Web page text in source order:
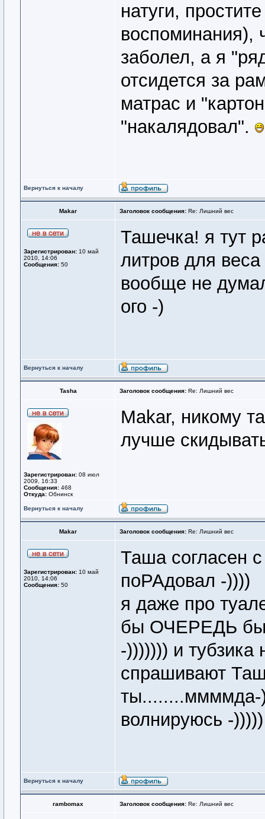
натуги,
воспоминания),
заболел, а я
отсидется за
матрас и
"накалядовал".
Вернуться к началу
Makar Заголовок сообщения: Re: Лишний вес
Зарегистрирован: 10 май
2010, 14:06
Сообщения: 50
Ташечка! я тут
литров для
вообще не
ого -)
Вернуться к началу
Tasha Заголовок сообщения: Re: Лишний вес
Зарегистрирован: 08 июл
2009, 16:33
Сообщения: 468
Откуда: Обнинск
Makar, никому
лучше
Вернуться к началу
Makar Заголовок сообщения: Re: Лишний вес
Зарегистрирован: 10 май
2010, 14:06
Сообщения: 50
Таша согласен
поРАдовал -))))
я даже про
бы ОЧЕРЕДЬ
-))))))) и тубзика
спрашивают
ты........ммммда-)
волнируюсь -)))))
Вернуться к началу
rambomax Заголовок сообщения: Re: Лишний вес